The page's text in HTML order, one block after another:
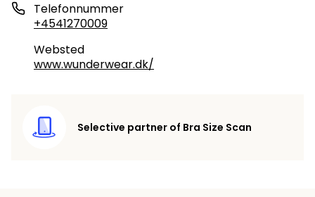
Telefonnummer
+4541270009
Websted
www.wunderwear.dk/
Selective partner of Bra Size Scan